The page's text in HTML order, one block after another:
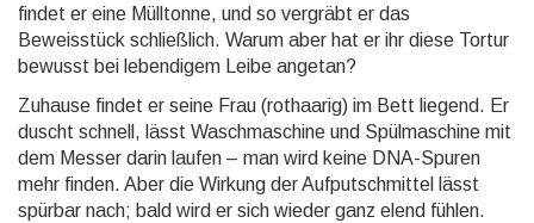
findet er eine Mülltonne, und so vergräbt er das
Beweisstück schließlich. Warum aber hat er ihr diese Tortur
bewusst bei lebendigem Leibe angetan?
Zuhause findet er seine Frau (rothaarig) im Bett liegend. Er
duscht schnell, lässt Waschmaschine und Spülmaschine mit
dem Messer darin laufen – man wird keine DNA-Spuren
mehr finden. Aber die Wirkung der Aufputschmittel lässt
spürbar nach; bald wird er sich wieder ganz elend fühlen.